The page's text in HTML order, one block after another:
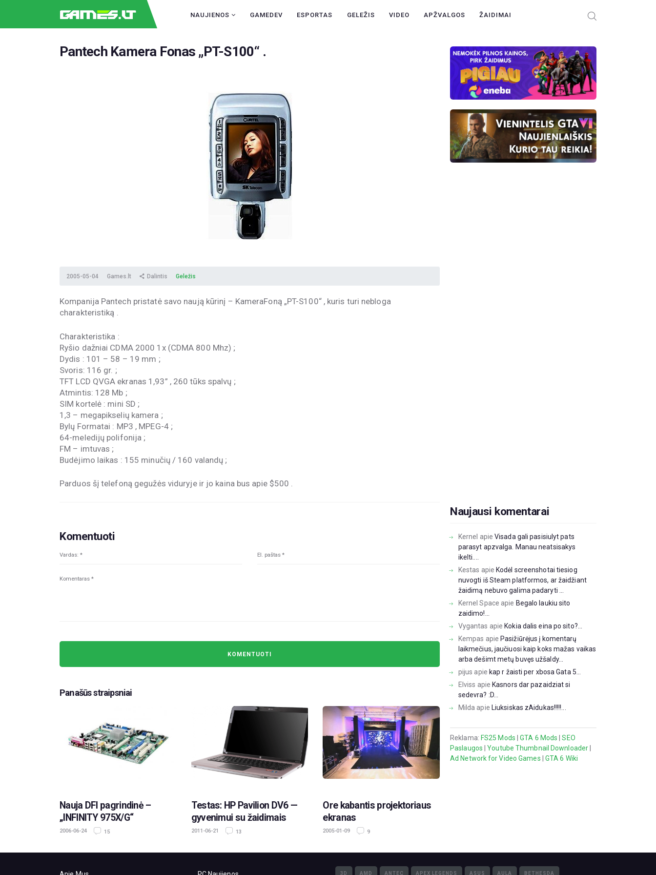
NAUJIENOS GAMEDEV ESPORTAS GELEŽIS VIDEO APŽVALGOS ŽAIDIMAI
NAUJIENOS
ESPORTAS
VIDEO
APŽVALGOS
ŽAIDIMAI
Pantech Kamera Fonas „PT-S100“ .
2005-05-04 Games.lt Dalintis Geležis
Kompanija Pantech pristatė savo naują kūrinį – KameraFoną „PT-S100“ , kuris turi nebloga
charakteristiką .
Charakteristika :
Ryšio dažniai CDMA 2000 1x (CDMA 800 Mhz) ;
Dydis : 101 – 58 – 19 mm ;
Svoris: 116 gr. ;
TFT LCD QVGA ekranas 1,93” , 260 tūks spalvų ;
Atmintis: 128 Mb ;
SIM kortelė : mini SD ;
1,3 – megapikselių kamera ;
Bylų Formatai : MP3 , MPEG-4 ;
64-meledijų polifonija ;
FM – imtuvas ;
Budėjimo laikas : 155 minučių / 160 valandų ;
Parduos šį telefoną gegužės viduryje ir jo kaina bus apie $500 .
Komentuoti
Panašūs straipsniai
Nauja DFI pagrindinė –
„INFINITY 975X/G“
2006-06-24 15
Testas: HP Pavilion DV6 —
gyvenimui su žaidimais
2011-06-21 13
Ore kabantis projektoriaus
ekranas
2005-01-09 9
Naujausi komentarai
Kernel apieVisada gali pasisiulyt pats
parasyt apzvalga. Manau neatsisakys
ikelti....
Kestas apie Kodėl screenshotai tiesiog
nuvogti iš Steam platformos, ar žaidžiant
žaidimą nebuvo galima padaryti ...
Kernel Space apie Begalo laukiu sito
zaidimo!...
Vygantas apie Kokia dalis eina po sito?...
Kempas apie Pasižiūrėjus į komentarų
laikmečius, jaučiuosi kaip koks mažas vaikas
arba dešimt metų buvęs užšaldy...
pijus apie kap r žaisti per xbosa Gata 5...
Elviss apie Kasnors dar pazaidziat si
sedevra? :D...
Milda apie Liuksiskas zAidukas!!!!!...
Reklama: FS25 Mods |GTA 6 Mods |SEO
Paslaugos |Youtube Thumbnail Downloader
Ad Network for Video Games
GTA 6 Wiki
3D AMD ANTEC APEX LEGENDS ASUS AULA BETHESDA